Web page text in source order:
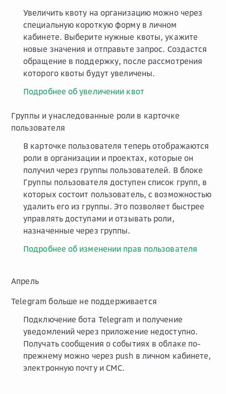
Увеличить квоту на организацию можно через
специальную короткую форму в личном
кабинете. Выберите нужные квоты, укажите
новые значения и отправьте запрос. Создастся
обращение в поддержку, после рассмотрения
которого квоты будут увеличены.
Подробнее об увеличении квот
Группы и унаследованные роли в карточке
пользователя
В карточке пользователя теперь отображаются
роли в организации и проектах, которые он
получил через группы пользователей. В блоке
Группы пользователя доступен список групп, в
которых состоит пользователь, с возможностью
удалить его из группы. Это позволяет быстрее
управлять доступами и отзывать роли,
назначенные через группы.
Подробнее об изменении прав пользователя
Апрель
Telegram больше не поддерживается
Подключение бота Telegram и получение
уведомлений через приложение недоступно.
Получать сообщения о событиях в облаке по-
прежнему можно через push в личном кабинете,
электронную почту и СМС.